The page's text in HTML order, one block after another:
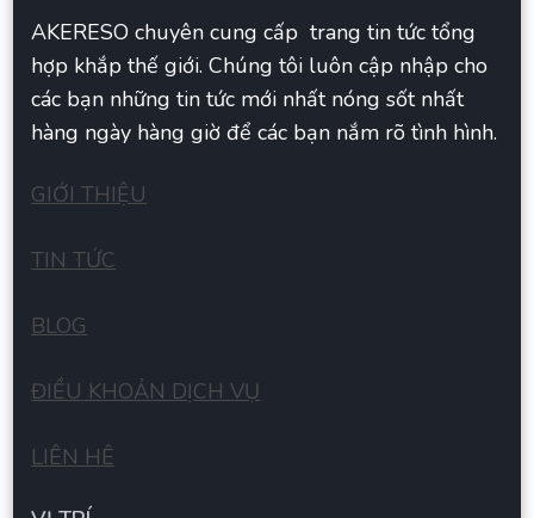
AKERESO chuyên cung cấp trang tin tức tổng
hợp khắp thế giới. Chúng tôi luôn cập nhập cho
các bạn những tin tức mới nhất nóng sốt nhất
hàng ngày hàng giờ để các bạn nắm rõ tình hình.
GIỚI THIỆU
TIN TỨC
BLOG
ĐIỀU KHOẢN DỊCH VỤ
LIÊN HÊ